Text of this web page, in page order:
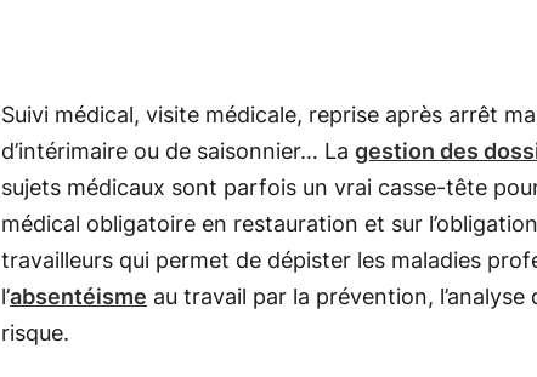
Suivi médical, visite médicale, reprise après arrêt
d’intérimaire ou de saisonnier… La gestion des
sujets médicaux sont parfois un vrai casse-tête
médical obligatoire en restauration et sur
travailleurs qui permet de dépister les maladies
l’absentéisme au travail par la prévention,
risque.